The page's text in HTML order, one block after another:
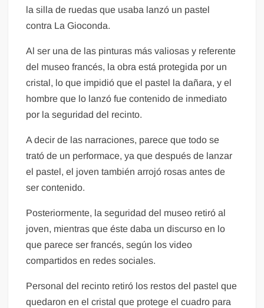
la silla de ruedas que usaba lanzó un pastel
contra La Gioconda.
Al ser una de las pinturas más valiosas y referente
del museo francés, la obra está protegida por un
cristal, lo que impidió que el pastel la dañara, y el
hombre que lo lanzó fue contenido de inmediato
por la seguridad del recinto.
A decir de las narraciones, parece que todo se
trató de un performace, ya que después de lanzar
el pastel, el joven también arrojó rosas antes de
ser contenido.
Posteriormente, la seguridad del museo retiró al
joven, mientras que éste daba un discurso en lo
que parece ser francés, según los video
compartidos en redes sociales.
Personal del recinto retiró los restos del pastel que
quedaron en el cristal que protege el cuadro para